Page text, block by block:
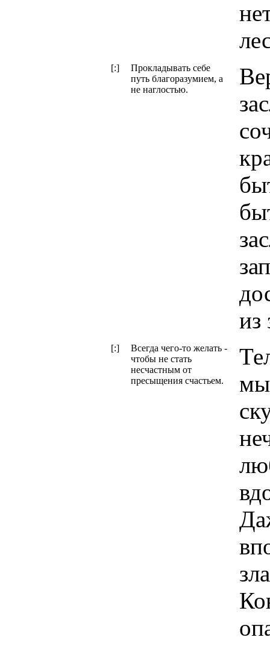
[:]
Прокладывать себе
путь благоразумием, а
не наглостью.
из
[:]
Всегда чего-то желать -
чтобы не стать
несчастным от
пресыщения счастьем.
мы